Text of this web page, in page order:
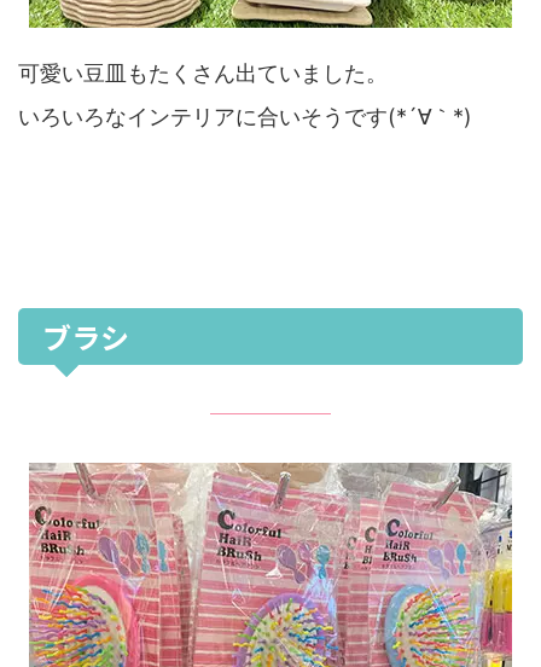
可愛い豆皿もたくさん出ていました。
いろいろなインテリアに合いそうです(*´∀｀*)
ブラシ